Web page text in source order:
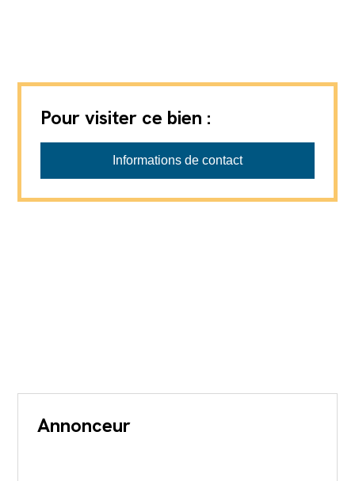
Pour visiter ce bien :
Informations de contact
Annonceur